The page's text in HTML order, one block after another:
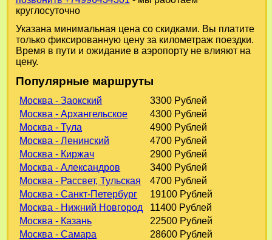
круглосуточно
Указана минимальная цена со скидками. Вы платите
только фиксированную цену за километраж поездки.
Время в пути и ожидание в аэропорту не влияют на
цену.
Популярные маршруты
Москва - Заокский
3300 Рублей
Москва - Архангельское
4300 Рублей
Москва - Тула
4900 Рублей
Москва - Ленинский
4700 Рублей
Москва - Киржач
2900 Рублей
Москва - Александров
3400 Рублей
Москва - Рассвет, Тульская
4700 Рублей
Москва - Санкт-Петербург
19100 Рублей
Москва - Нижний Новгород
11400 Рублей
Москва - Казань
22500 Рублей
Москва - Самара
28600 Рублей